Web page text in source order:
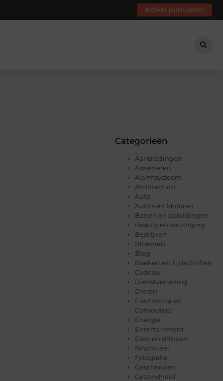
Artikel publiceren
Categorieën
Aanbiedingen
Adverteren
Alarmsysteem
Architectuur
Auto
Auto's en Motoren
Banen en opleidingen
Beauty en verzorging
Bedrijven
Bloemen
Blog
Boeken en Tijdschriften
Cadeau
Dienstverlening
Dieren
Electronica en
Computers
Energie
Entertainment
Eten en drinken
Financieel
Fotografie
Geschenken
Gezondheid